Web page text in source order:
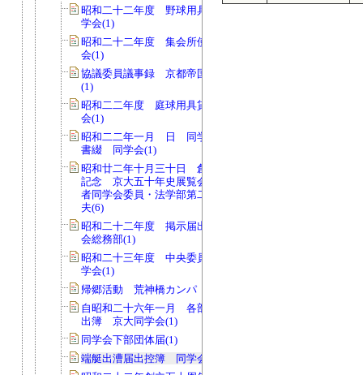
昭和二十二年度 野球用具貸出簿 同
学会(1)
昭和二十二年度 集会所使用簿 同学
会(1)
協議委員議事録 京都帝国大学同学会
(1)
昭和二二年度 庭球用具貸出簿 同学
会(1)
昭和二二年一月 日 同学会発行証明
書綴 同学会(1)
昭和廿二年十月三十日 創立五十周年
記念 京大五十年史展覧会記録 責任
者同学会委員・法学部第二回生田中延
夫(6)
昭和二十二年度 掲示届出控簿 同学
会総務部(1)
昭和二十三年度 中央委員会日誌 同
学会(1)
帰郷活動 荒神橋カンパ 御芳名録(3)
自昭和二十六年一月 各部共通物品貸
出簿 京大同学会(1)
同学会下部団体届(1)
端艇出漕届出控簿 同学会(1)